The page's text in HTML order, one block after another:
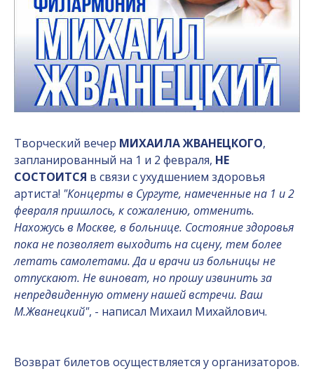
Творческий вечер МИХАИЛА ЖВАНЕЦКОГО,
запланированный на 1 и 2 февраля, НЕ
СОСТОИТСЯ в связи с ухудшением здоровья
артиста! "Концерты в Сургуте, намеченные на 1 и 2
февраля пришлось, к сожалению, отменить.
Нахожусь в Москве, в больнице. Состояние здоровья
пока не позволяет выходить на сцену, тем более
летать самолетами. Да и врачи из больницы не
отпускают. Не виноват, но прошу извинить за
непредвиденную отмену нашей встречи. Ваш
М.Жванецкий", - написал Михаил Михайлович.
Возврат билетов осуществляется у организаторов.